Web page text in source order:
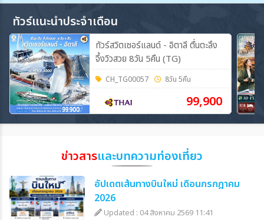
ทัวร์แนะนำประจำเดือน
ทัวร์สวิตเซอร์แลนด์ - อิตาลี ตื่นตะลึง
จึ้งวิวสวย 8วัน 5คืน (TG)
CH_TG00057 8วัน 5คืน
99,900
ข่าวสารและบทความท่องเที่ยว
อัปเดตเส้นทางบินใหม่ เดือนกรกฎาคม
2026
Updated : 04 สิงหาคม 2569 11:41